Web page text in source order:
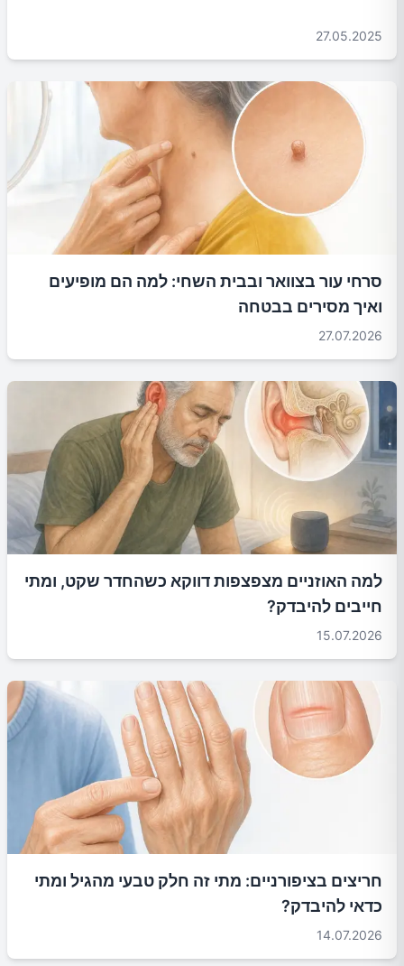
27.05.2025
סרחי עור בצוואר ובבית השחי: למה הם מופיעים
ואיך מסירים בבטחה
27.07.2026
למה האוזניים מצפצפות דווקא כשהחדר שקט, ומתי
חייבים להיבדק?
15.07.2026
חריצים בציפורניים: מתי זה חלק טבעי מהגיל ומתי
כדאי להיבדק?
14.07.2026